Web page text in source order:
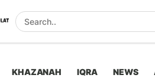
KHAZANAH IQRA NEWS